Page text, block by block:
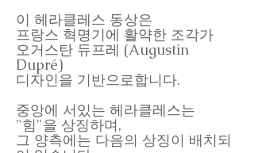
이 헤라클레스 동상은
프랑스 혁명기에 활약한 조각가
오거스탄 듀프레 (Augustin
Dupré)
디자인을 기반으로합니다.
중앙에 서있는 헤라클레스는
"힘"을 상징하며,
그 양측에는 다음의 상징이 배치되